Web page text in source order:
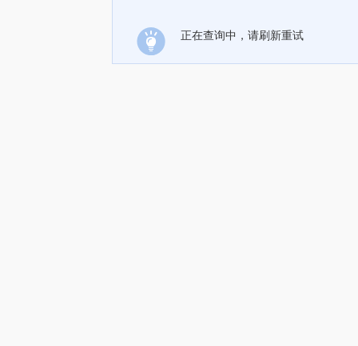
正在查询中，请刷新重试